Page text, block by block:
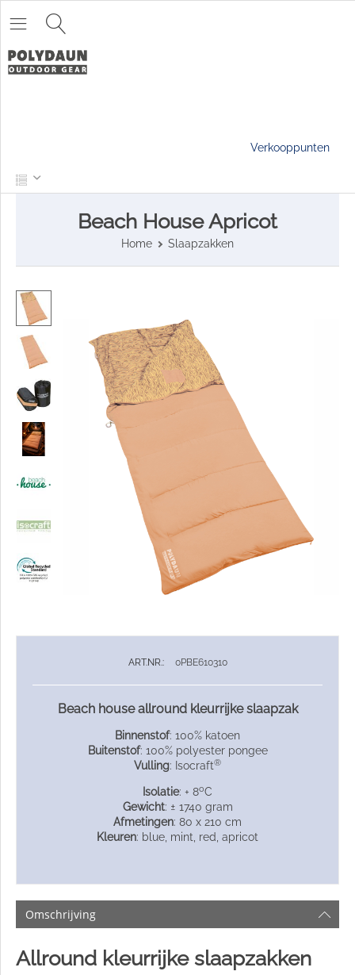
Verkooppunten
Beach House Apricot
Home Slaapzakken
ART.NR.: 0PBE610310
Beach house allround kleurrijke slaapzak
Binnenstof: 100% katoen
Buitenstof: 100% polyester pongee
Vulling: Isocraft®
Isolatie: + 8oC
Gewicht: ± 1740 gram
Afmetingen: 80 x 210 cm
Kleuren: blue, mint, red, apricot
Omschrijving
Allround kleurrijke slaapzakken